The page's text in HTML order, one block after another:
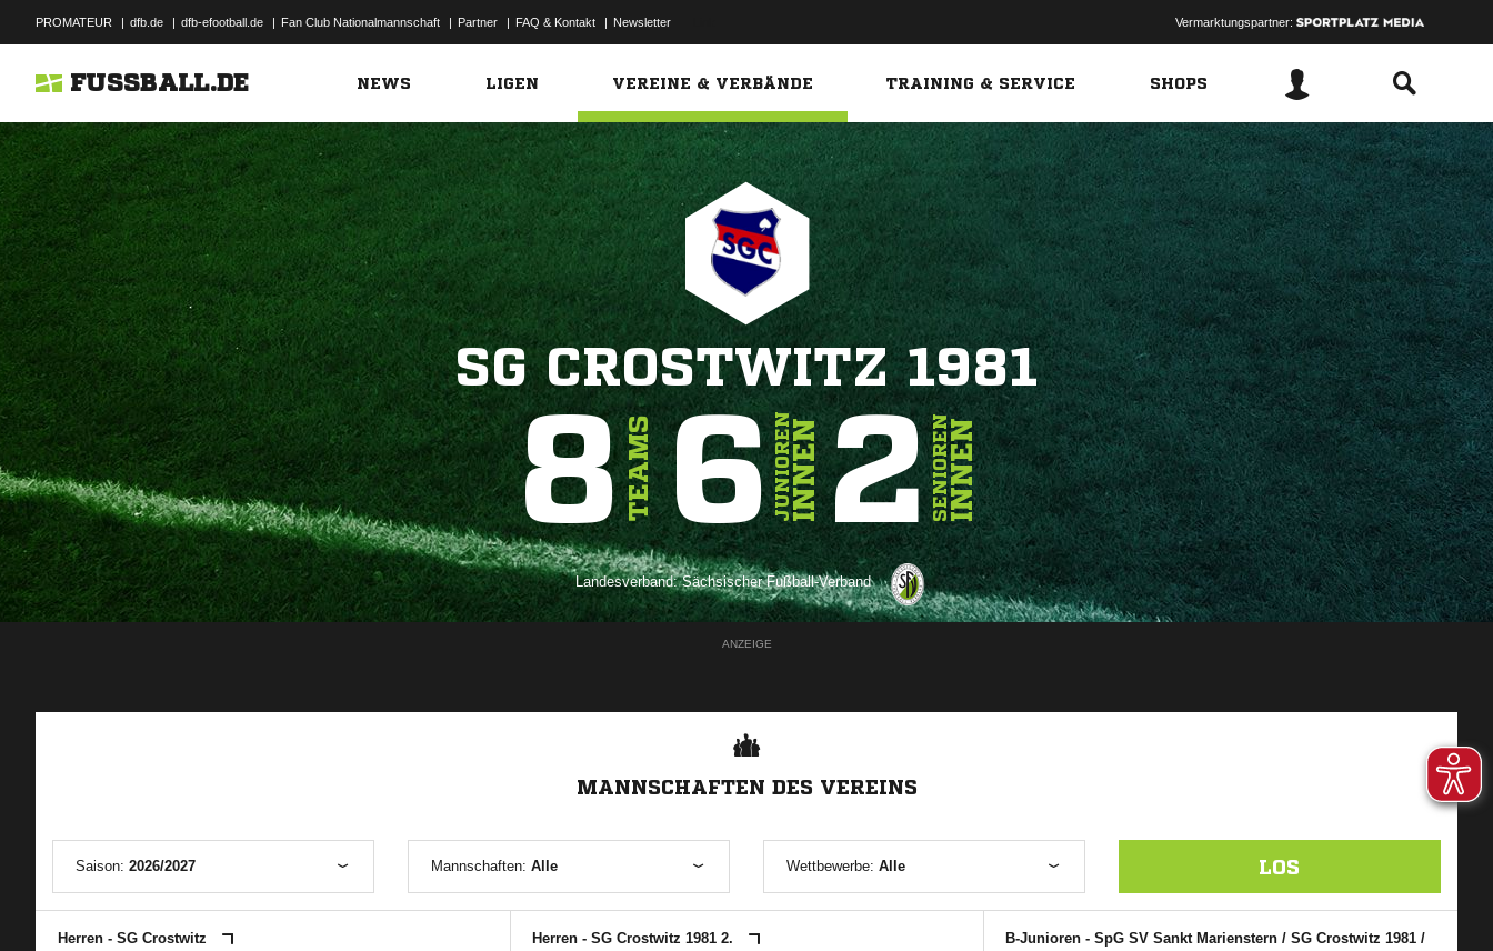
PROMATEUR | dfb.de | dfb-efootball.de | Fan Club Nationalmannschaft | Partner | FAQ & Kontakt | Newsletter Vermarktungspartner:
FUSSBALL.DE NEWS LIGEN VEREINE & VERBÄNDE TRAINING & SERVICE SHOPS
SG CROSTWITZ 1981
8TEAMS6JUNIORENINNEN2SENIORENINNEN
Landesverband:Sächsischer Fußball-Verband
ANZEIGE
MANNSCHAFTEN DES VEREINS
Saison: 2026/2027 Mannschaften: Alle Wettbewerbe: Alle LOS
Herren - SG Crostwitz Herren - SG Crostwitz 1981 2.
B-Junioren - SpG SV Sankt Marienstern /​ SG Crostwitz 1981 /​